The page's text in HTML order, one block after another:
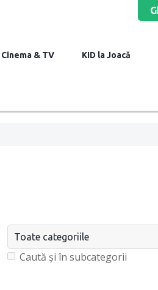
Cinema & TV la Joacă
Caută și în subcategorii